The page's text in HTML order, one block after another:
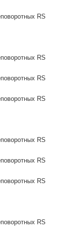
RS
RS
RS
RS
RS
RS
RS
RS